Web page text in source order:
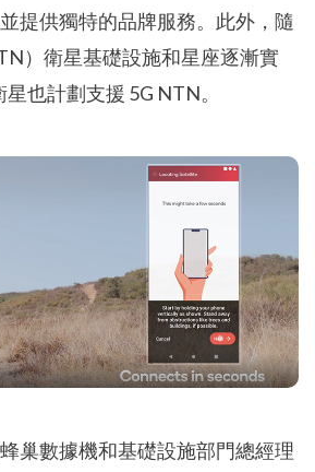
提供獨特的品牌服務。此外，隨
）衛星基礎設施和星座逐漸實
也計劃支援 5G NTN。
巢數據機和基礎設施部門總經理